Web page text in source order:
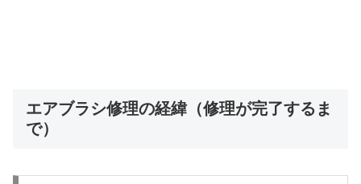
エアブラシ修理の経緯（修理が完了するま
で）